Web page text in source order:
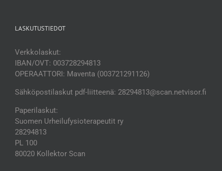
LASKUTUSTIEDOT
Verkkolaskut:
IBAN/OVT: 003728294813
OPERAATTORI: Maventa (003721291126)
Sähköpostilaskut pdf-liitteenä: 28294813@scan.netvisor.fi
Paperilaskut:
Suomen Urheilufysioterapeutit ry
28294813
PL 100
80020 Kollektor Scan